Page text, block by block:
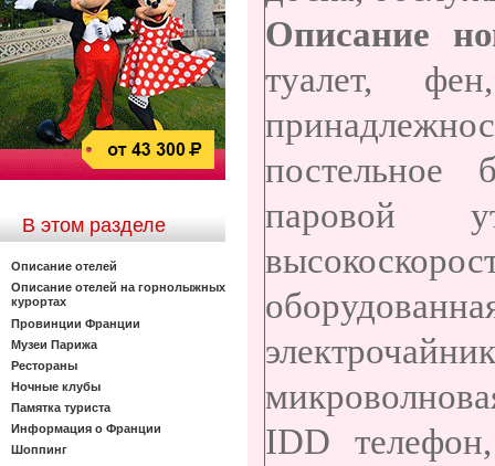
В этом разделе
Описание отелей
Описание отелей на горнолыжных
курортах
Провинции Франции
Музеи Парижа
Рестораны
Ночные клубы
Памятка туриста
Информация о Франции
Шоппинг
Описание
туалет,
постельное
паровой
IDD